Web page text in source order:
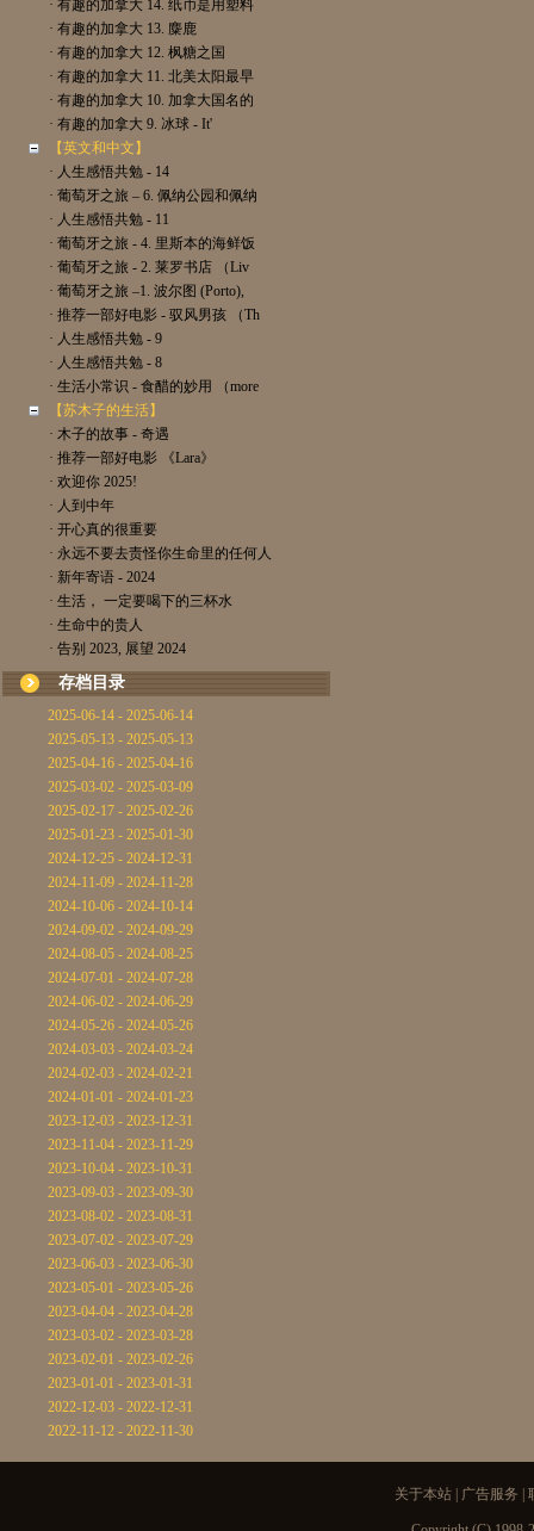
· 有趣的加拿大 14. 纸币是用塑料
· 有趣的加拿大 13. 麋鹿
· 有趣的加拿大 12. 枫糖之国
· 有趣的加拿大 11. 北美太阳最早
· 有趣的加拿大 10. 加拿大国名的
· 有趣的加拿大 9. 冰球 - It'
【英文和中文】
· 人生感悟共勉 - 14
· 葡萄牙之旅 – 6. 佩纳公园和佩纳
· 人生感悟共勉 - 11
· 葡萄牙之旅 - 4. 里斯本的海鲜饭
· 葡萄牙之旅 - 2. 莱罗书店 （Liv
· 葡萄牙之旅 –1. 波尔图 (Porto),
· 推荐一部好电影 - 驭风男孩 （Th
· 人生感悟共勉 - 9
· 人生感悟共勉 - 8
· 生活小常识 - 食醋的妙用 （more
【苏木子的生活】
· 木子的故事 - 奇遇
· 推荐一部好电影 《Lara》
· 欢迎你 2025!
· 人到中年
· 开心真的很重要
· 永远不要去责怪你生命里的任何人
· 新年寄语 - 2024
· 生活， 一定要喝下的三杯水
· 生命中的贵人
· 告别 2023, 展望 2024
存档目录
2025-06-14 - 2025-06-14
2025-05-13 - 2025-05-13
2025-04-16 - 2025-04-16
2025-03-02 - 2025-03-09
2025-02-17 - 2025-02-26
2025-01-23 - 2025-01-30
2024-12-25 - 2024-12-31
2024-11-09 - 2024-11-28
2024-10-06 - 2024-10-14
2024-09-02 - 2024-09-29
2024-08-05 - 2024-08-25
2024-07-01 - 2024-07-28
2024-06-02 - 2024-06-29
2024-05-26 - 2024-05-26
2024-03-03 - 2024-03-24
2024-02-03 - 2024-02-21
2024-01-01 - 2024-01-23
2023-12-03 - 2023-12-31
2023-11-04 - 2023-11-29
2023-10-04 - 2023-10-31
2023-09-03 - 2023-09-30
2023-08-02 - 2023-08-31
2023-07-02 - 2023-07-29
2023-06-03 - 2023-06-30
2023-05-01 - 2023-05-26
2023-04-04 - 2023-04-28
2023-03-02 - 2023-03-28
2023-02-01 - 2023-02-26
2023-01-01 - 2023-01-31
2022-12-03 - 2022-12-31
2022-11-12 - 2022-11-30
关于本站| 广告服务